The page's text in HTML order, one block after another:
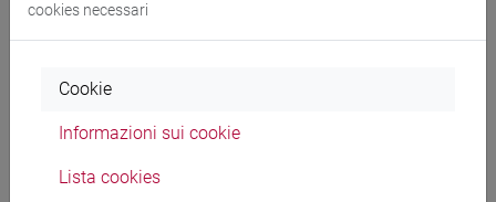
Docenti e corsi di laurea
Programma
Docenti
cookies necessari
Cookie
Informazioni sui cookie
Lista cookies